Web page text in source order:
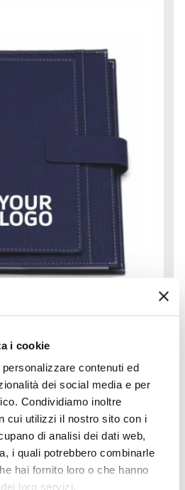
i cookie
contenuti ed
dei social media e per
Condividiamo inoltre
cui utilizzi il nostro sito con i
di analisi dei dati web,
i quali potrebbero combinarle
hai fornito loro o che hanno
loro servizi.
porta penna. Chiusura
da € 6,76
PREVENTIVO